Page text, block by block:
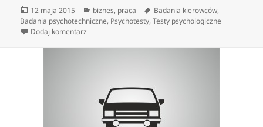
Data
publikacji
12 maja 2015 Kategorie
biznes, praca Tagi
Badania kierowców,
Badania psychotechniczne, Psychotesty,Testy psychologiczne
Dodaj komentarz